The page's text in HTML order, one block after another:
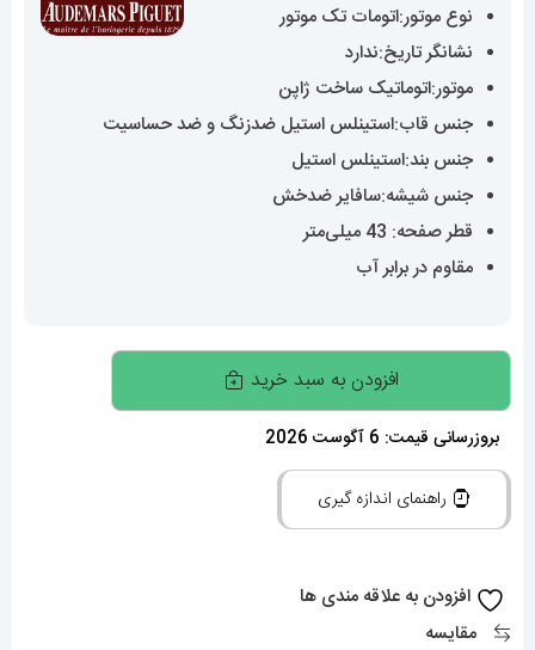
نوع موتور:اتومات تک موتور
نشانگر تاریخ:ندارد
موتور:اتوماتیک ساخت ژاپن
جنس قاب:استینلس استیل ضدزنگ و ضد حساسیت
جنس بند:استینلس استیل
جنس شیشه:سافایر ضدخش
قطر صفحه: 43 میلی‌متر
مقاوم در برابر آب
ساعت
اودمار
پیگه
مردانه
اتوماتیک
قاب
افزودن به سبد خرید
بروزرسانی قیمت: 6 آگوست 2026
راهنمای اندازه گیری
افزودن به علاقه مندی ها
مقایسه